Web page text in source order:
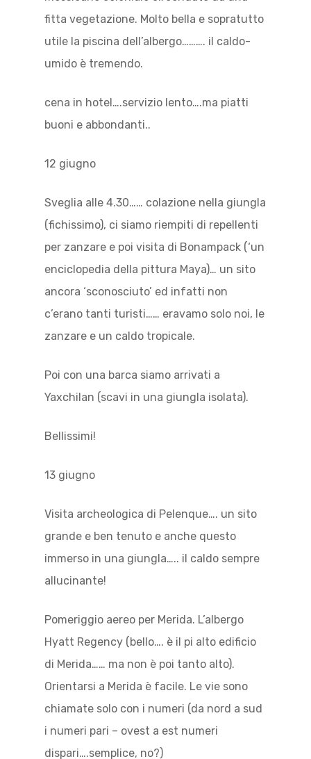
fitta vegetazione. Molto bella e sopratutto
utile la piscina dell’albergo………. il caldo-
umido è tremendo.
cena in hotel….servizio lento….ma piatti
buoni e abbondanti..
12 giugno
Sveglia alle 4.30…… colazione nella giungla
(fichissimo), ci siamo riempiti di repellenti
per zanzare e poi visita di Bonampack (‘un
enciclopedia della pittura Maya)… un sito
ancora ‘sconosciuto’ ed infatti non
c’erano tanti turisti…… eravamo solo noi, le
zanzare e un caldo tropicale.
Poi con una barca siamo arrivati a
Yaxchilan (scavi in una giungla isolata).
Bellissimi!
13 giugno
Visita archeologica di Pelenque…. un sito
grande e ben tenuto e anche questo
immerso in una giungla….. il caldo sempre
allucinante!
Pomeriggio aereo per Merida. L’albergo
Hyatt Regency (bello…. è il pi alto edificio
di Merida…… ma non è poi tanto alto).
Orientarsi a Merida è facile. Le vie sono
chiamate solo con i numeri (da nord a sud
i numeri pari – ovest a est numeri
dispari….semplice, no?)